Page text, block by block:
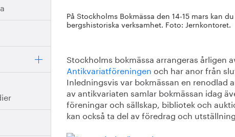
På Stockholms Bokmässa den 14-15 mars kan
bergshistoriska verksamhet. Foto: Jernkontoret.
Stockholms bokmässa arrangeras årligen
Antikvariatföreningen och har anor från
Inledningsvis var bokmässan en renodlad
av antikvariaten samlar bokmässan idag
föreningar och sällskap, bibliotek och
kan också ta del av föredrag och